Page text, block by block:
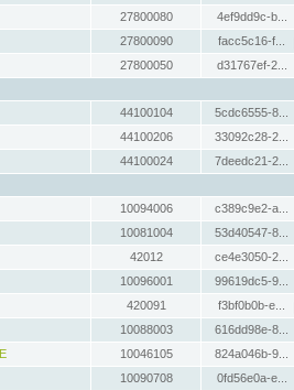
27800080 4ef9dd9c-b...
27800090 facc5c16-f...
27800050 d31767ef-2...
44100104 5cdc6555-8...
44100206 33092c28-2...
44100024 7deedc21-2...
10094006 c389c9e2-a...
10081004 53d40547-8...
42012 ce4e3050-2...
10096001 99619dc5-9...
420091 f3bf0b0b-e...
10088003 616dd98e-8...
10046105 824a046b-9...
10090708 0fd56e0a-e...